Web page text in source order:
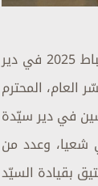
بمناسبة عيد مار مارون، إحتفل قدس الأب العام هادي محفوظ السامي الاحترام بالقدّاس الإلهي نهار الأحد 9 شباط 2025 في دير
العام، المحترم
في دير سيّدة
شعيا، وعدد من
بقيادة السيّد